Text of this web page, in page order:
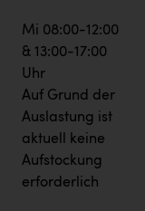
Mi 08:00-12:00
& 13:00-17:00
Uhr
Auf Grund der
Auslastung ist
aktuell keine
Aufstockung
erforderlich